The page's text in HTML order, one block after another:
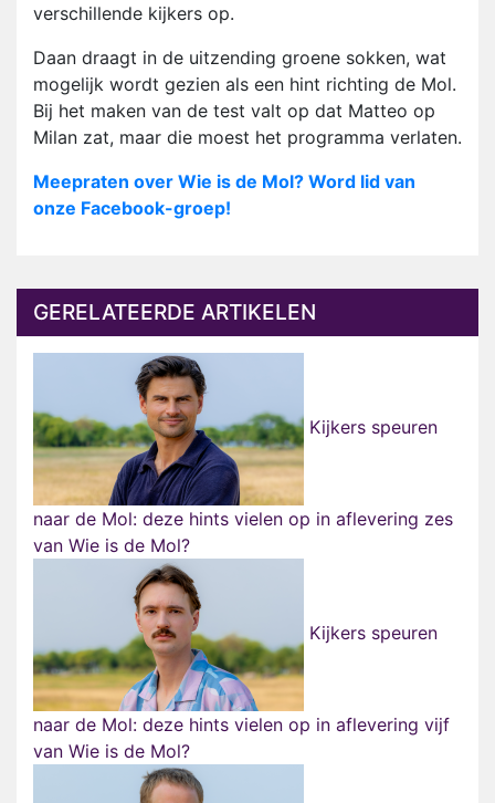
verschillende kijkers op.
Daan draagt in de uitzending groene sokken, wat
mogelijk wordt gezien als een hint richting de Mol.
Bij het maken van de test valt op dat Matteo op
Milan zat, maar die moest het programma verlaten.
Meepraten over Wie is de Mol? Word lid van
onze Facebook-groep!
GERELATEERDE ARTIKELEN
Kijkers speuren
naar de Mol: deze hints vielen op in aflevering zes
van Wie is de Mol?
Kijkers speuren
naar de Mol: deze hints vielen op in aflevering vijf
van Wie is de Mol?